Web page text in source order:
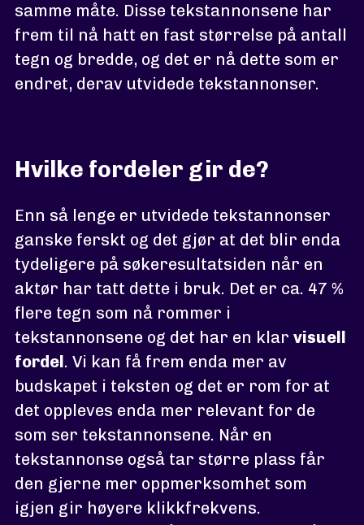
samme måte. Disse tekstannonsene har
frem til nå hatt en fast størrelse på antall
tegn og bredde, og det er nå dette som er
endret, derav utvidede tekstannonser.
Hvilke fordeler gir de?
Enn så lenge er utvidede tekstannonser
ganske ferskt og det gjør at det blir enda
tydeligere på søkeresultatsiden når en
aktør har tatt dette i bruk. Det er ca. 47 %
flere tegn som nå rommer i
tekstannonsene og det har en klar visuell
fordel. Vi kan få frem enda mer av
budskapet i teksten og det er rom for at
det oppleves enda mer relevant for de
som ser tekstannonsene. Når en
tekstannonse også tar større plass får
den gjerne mer oppmerksomhet som
igjen gir høyere klikkfrekvens.